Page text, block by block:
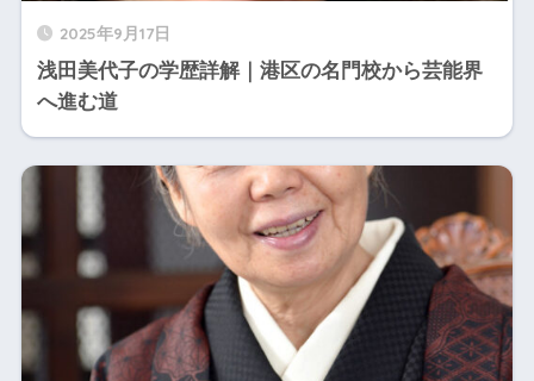
2025年9月17日
浅田美代子の学歴詳解｜港区の名門校から芸能界
へ進む道